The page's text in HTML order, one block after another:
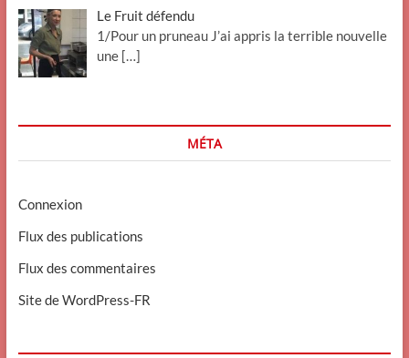
Le Fruit défendu
1/Pour un pruneau J’ai appris la terrible nouvelle
une […]
MÉTA
Connexion
Flux des publications
Flux des commentaires
Site de WordPress-FR